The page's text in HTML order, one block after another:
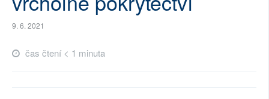
TÉMATA
NEJČTENĚJŠÍ ZA 7 DNÍ
9. 6. 2021
čas čtení < 1 minuta